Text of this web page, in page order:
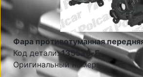
Фара противотуманная
Код детали:135530-E
Оригинальный номер: